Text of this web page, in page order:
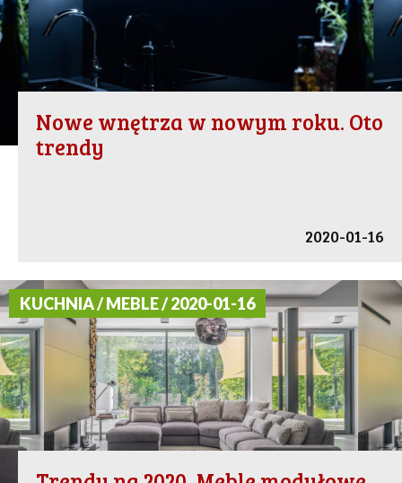
Nowe wnętrza w nowym roku. Oto
trendy
2020-01-16
KUCHNIA / MEBLE / 2020-01-16